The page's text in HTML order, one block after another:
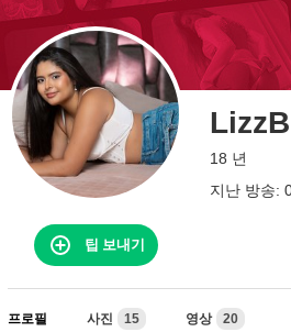
18 년
지난 방송:
팁 보내기
프로필 사진 15 영상 20